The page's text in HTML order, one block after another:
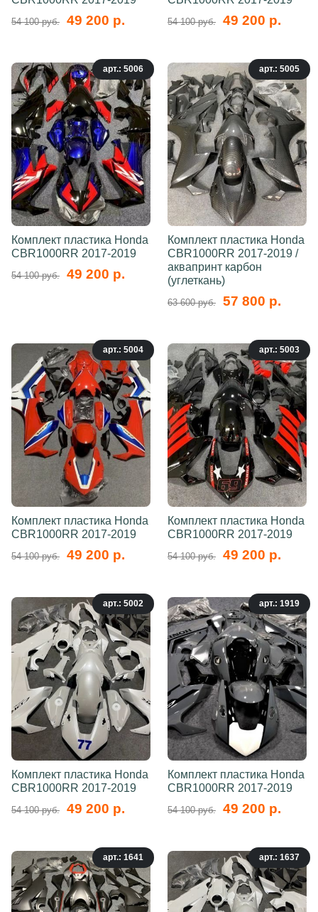
54 100 руб. 49 200 р. 54 100 руб. 49 200 р.
арт.: 5006
Комплект пластика Honda
CBR1000RR 2017-2019
54 100 руб. 49 200 р.
арт.: 5005
Комплект пластика Honda
CBR1000RR 2017-2019 /
аквапринт карбон
(углеткань)
63 600 руб. 57 800 р.
арт.: 5004
Комплект пластика Honda
CBR1000RR 2017-2019
54 100 руб. 49 200 р.
арт.: 5003
Комплект пластика Honda
CBR1000RR 2017-2019
54 100 руб. 49 200 р.
арт.: 5002
Комплект пластика Honda
CBR1000RR 2017-2019
54 100 руб. 49 200 р.
арт.: 1919
Комплект пластика Honda
CBR1000RR 2017-2019
54 100 руб. 49 200 р.
арт.: 1641 арт.: 1637